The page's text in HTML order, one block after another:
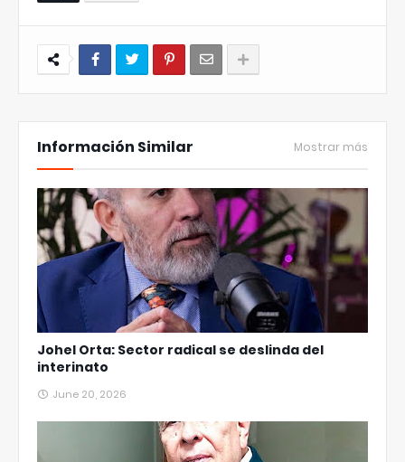
Información Similar Mostrar más
Johel Orta: Sector radical se deslinda del
interinato
June 20, 2026